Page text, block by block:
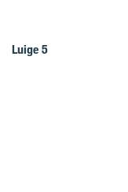
Luige 5